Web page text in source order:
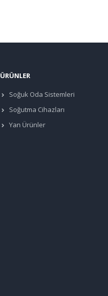
ÜRÜNLER
Soğuk Oda Sistemleri
Soğutma Cihazları
Yan Ürünler